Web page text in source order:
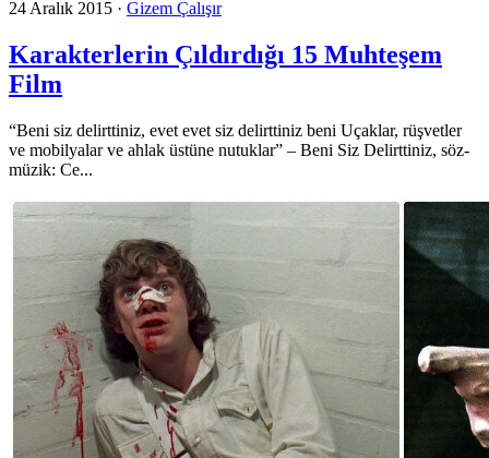
24 Aralık 2015 · Gizem Çalışır
Karakterlerin Çıldırdığı 15 Muhteşem
Film
“Beni siz delirttiniz, evet evet siz delirttiniz beni Uçaklar, rüşvetler
ve mobilyalar ve ahlak üstüne nutuklar” – Beni Siz Delirttiniz, söz-
müzik: Ce...